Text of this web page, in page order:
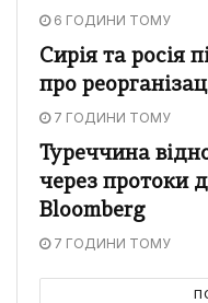
6 ГОДИНИ ТОМУ
Сирія та росія
про
7 ГОДИНИ ТОМУ
Туреччина
через протоки
Bloomberg
7 ГОДИНИ ТОМУ